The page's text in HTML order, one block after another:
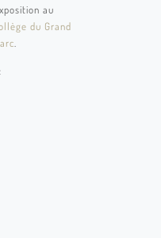
au
du Grand